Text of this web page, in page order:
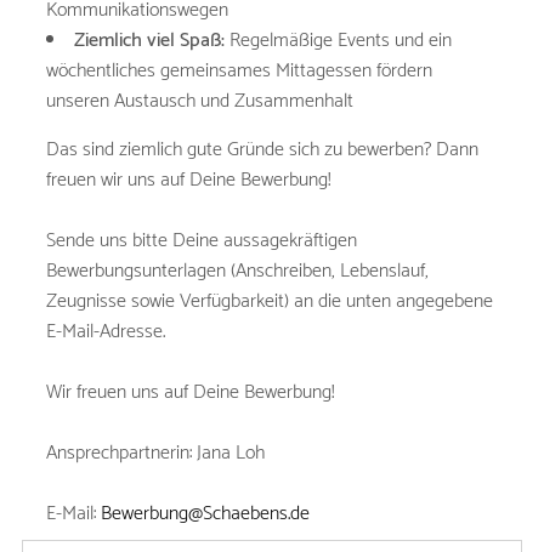
Kommunikationswegen
Ziemlich viel Spaß:Regelmäßige Events und ein
wöchentliches gemeinsames Mittagessen fördern
unseren Austausch und Zusammenhalt
Das sind ziemlich gute Gründe sich zu bewerben? Dann
freuen wir uns auf Deine Bewerbung!
Sende uns bitte Deine aussagekräftigen
Bewerbungsunterlagen (Anschreiben, Lebenslauf,
Zeugnisse sowie Verfügbarkeit) an die unten angegebene
E-Mail-Adresse.
Wir freuen uns auf Deine Bewerbung!
Ansprechpartnerin: Jana Loh
E-Mail:Bewerbung@Schaebens.de